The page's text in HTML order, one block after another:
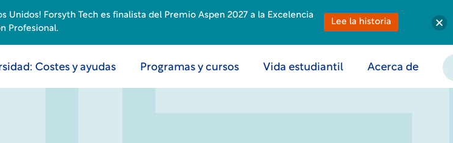
Costes y ayudas Programas y cursos Vida estudiantil Acerca de
Forsyth Tech es finalista del Premio Aspen 2027 a la Excelencia
Profesional.
Lee la historia